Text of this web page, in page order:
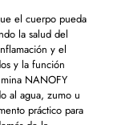
el cuerpo pueda
la salud del
y el
y la función
NANOFY
al agua, zumo u
práctico para